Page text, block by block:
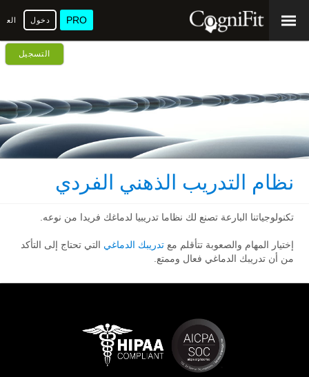
PRO دخول
التسجيل
نظام التدريب الذهني الفردي
تكنولوجياتنا البارعة تصنع لك نظاما تدريبيا لدماغك فريدا من نوعه.
إختيار المهام والصعوبة تتأقلم معتدريبك الدماغي التي تحتاج إلى التأكد
من أن تدريبك الدماغي فعال وممتع.